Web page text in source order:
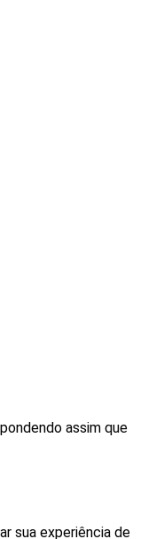
assim que
sua experiência de